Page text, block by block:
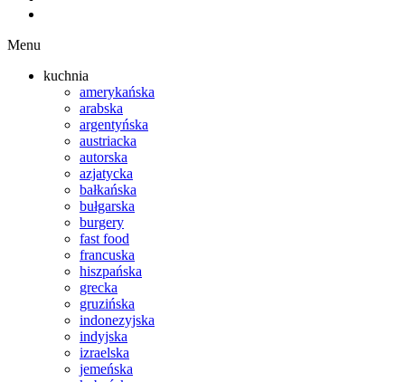
Menu
kuchnia
amerykańska
arabska
argentyńska
austriacka
autorska
azjatycka
bałkańska
bułgarska
burgery
fast food
francuska
hiszpańska
grecka
gruzińska
indonezyjska
indyjska
izraelska
jemeńska